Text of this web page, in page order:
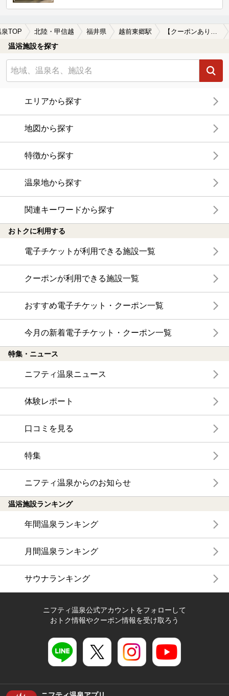
泉TOP 北陸・甲信越 福井県 越前東郷駅 【クーポンあり】子連れOKな越前東郷駅近くの温泉、日帰り温泉、スーパー銭湯おすすめ
温浴施設を探す
エリアから探す
地図から探す
特徴から探す
温泉地から探す
関連キーワードから探す
おトクに利用する
電子チケットが利用できる施設一覧
クーポンが利用できる施設一覧
おすすめ電子チケット・クーポン一覧
今月の新着電子チケット・クーポン一覧
特集・ニュース
ニフティ温泉ニュース
体験レポート
口コミを見る
特集
ニフティ温泉からのお知らせ
温浴施設ランキング
年間温泉ランキング
月間温泉ランキング
サウナランキング
ニフティ温泉公式アカウントをフォローして
おトク情報やクーポン情報を受け取ろう